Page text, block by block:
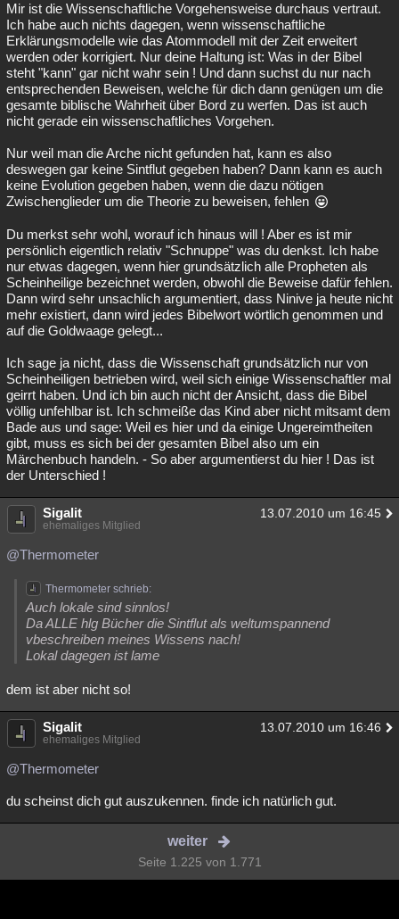
Mir ist die Wissenschaftliche Vorgehensweise durchaus vertraut.
Ich habe auch nichts dagegen, wenn wissenschaftliche
Erklärungsmodelle wie das Atommodell mit der Zeit erweitert
werden oder korrigiert. Nur deine Haltung ist: Was in der Bibel
steht "kann" gar nicht wahr sein ! Und dann suchst du nur nach
entsprechenden Beweisen, welche für dich dann genügen um die
gesamte biblische Wahrheit über Bord zu werfen. Das ist auch
nicht gerade ein wissenschaftliches Vorgehen.
Nur weil man die Arche nicht gefunden hat, kann es also
deswegen gar keine Sintflut gegeben haben? Dann kann es auch
keine Evolution gegeben haben, wenn die dazu nötigen
Zwischenglieder um die Theorie zu beweisen, fehlen
Du merkst sehr wohl, worauf ich hinaus will ! Aber es ist mir
persönlich eigentlich relativ "Schnuppe" was du denkst. Ich habe
nur etwas dagegen, wenn hier grundsätzlich alle Propheten als
Scheinheilige bezeichnet werden, obwohl die Beweise dafür fehlen.
Dann wird sehr unsachlich argumentiert, dass Ninive ja heute nicht
mehr existiert, dann wird jedes Bibelwort wörtlich genommen und
auf die Goldwaage gelegt...
Ich sage ja nicht, dass die Wissenschaft grundsätzlich nur von
Scheinheiligen betrieben wird, weil sich einige Wissenschaftler mal
geirrt haben. Und ich bin auch nicht der Ansicht, dass die Bibel
völlig unfehlbar ist. Ich schmeiße das Kind aber nicht mitsamt dem
Bade aus und sage: Weil es hier und da einige Ungereimtheiten
gibt, muss es sich bei der gesamten Bibel also um ein
Märchenbuch handeln. - So aber argumentierst du hier ! Das ist
der Unterschied !
Sigalit 13.07.2010 um 16:45
ehemaliges Mitglied
@Thermometer
Thermometer schrieb:
Auch lokale sind sinnlos!
Da ALLE hlg Bücher die Sintflut als weltumspannend
vbeschreiben meines Wissens nach!
Lokal dagegen ist lame
dem ist aber nicht so!
Sigalit 13.07.2010 um 16:46
ehemaliges Mitglied
@Thermometer
du scheinst dich gut auszukennen. finde ich natürlich gut.
weiter
Seite 1.225 von 1.771